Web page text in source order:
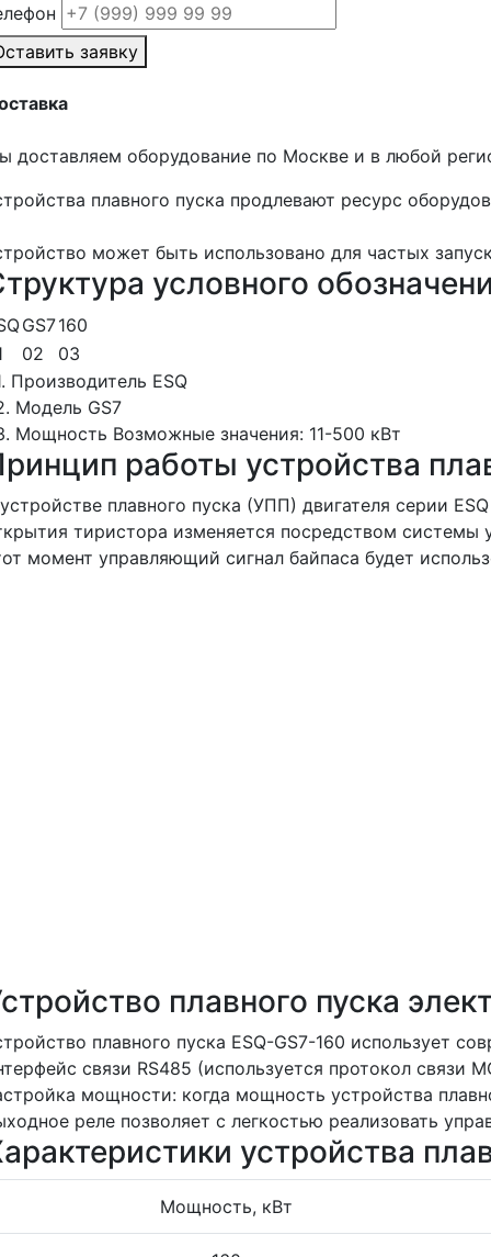
заявку
доставляем оборудование по Москве и в любой
плавного пуска продлевают ресурс
может быть использовано для частых
условного
GS7160
02
03
Производитель ESQ
Модель GS7
Мощность Возможные значения: 11-500 кВт
работы устройства
плавного пуска (УПП) двигателя серии
тиристора изменяется посредством системы
момент управляющий сигнал байпаса будет
плавного пуска
плавного пуска ESQ-GS7-160 использует
связи RS485 (используется протокол
мощности: когда мощность устройства
реле позволяет с легкостью реализовать
устройства
Мощность, кВт